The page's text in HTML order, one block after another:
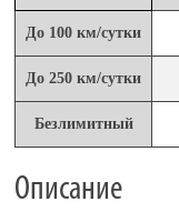
До 100 км/сутки
До 250 км/сутки
Безлимитный
Описание